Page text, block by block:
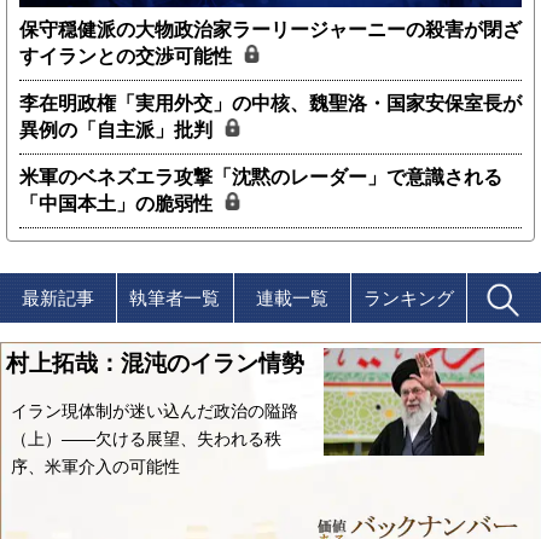
保守穏健派の大物政治家ラーリージャーニーの殺害が閉ざ
すイランとの交渉可能性
李在明政権「実用外交」の中核、魏聖洛・国家安保室長が
異例の「自主派」批判
米軍のベネズエラ攻撃「沈黙のレーダー」で意識される
「中国本土」の脆弱性
最新記事 執筆者一覧 連載一覧 ランキング
村上拓哉：混沌のイラン情勢
イラン現体制が迷い込んだ政治の隘路
（上）――欠ける展望、失われる秩
序、米軍介入の可能性